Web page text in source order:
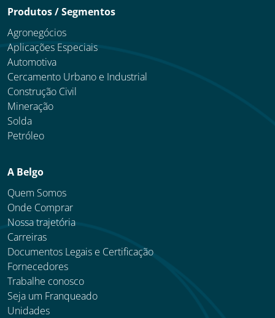
Produtos / Segmentos
Agronegócios
Aplicações Especiais
Automotiva
Cercamento Urbano e Industrial
Construção Civil
Mineração
Solda
Petróleo
A Belgo
Quem Somos
Onde Comprar
Nossa trajetória
Carreiras
Documentos Legais e Certificação
Fornecedores
Trabalhe conosco
Seja um Franqueado
Unidades